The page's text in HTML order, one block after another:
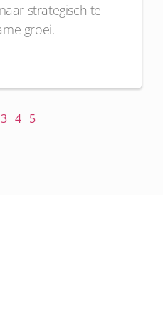
strategisch te
groei.
3 4 5